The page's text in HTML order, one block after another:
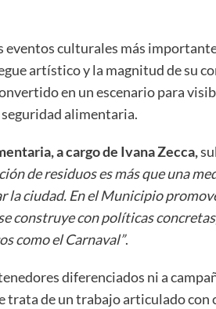
eventos culturales más
artístico y la magnitud de su
en un escenario para
alimentaria.
a cargo de Ivana Zecca,
de residuos es más que una
ciudad. En el Municipio
construye con políticas
como el Carnaval”.
diferenciados ni a
trata de un trabajo articulado con